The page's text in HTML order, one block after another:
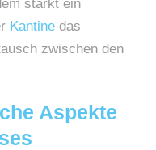
stärkt ein
Kantine das
zwischen den
Aspekte